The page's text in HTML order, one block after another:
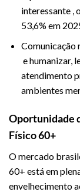
interessante ,
53,6% em
Comunicação
e humanizar,
atendimento
ambientes
Oportunidade
Físico 60+
O mercado
60+ está em
envelhecimento